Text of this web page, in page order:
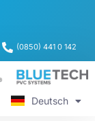
(0850) 441 0 142
Deutsch
Türkçe
English
Русский